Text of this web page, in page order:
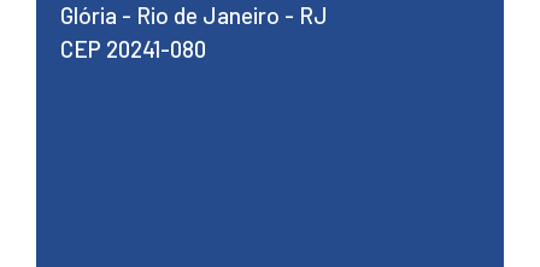
Glória - Rio de Janeiro - RJ
CEP 20241-080